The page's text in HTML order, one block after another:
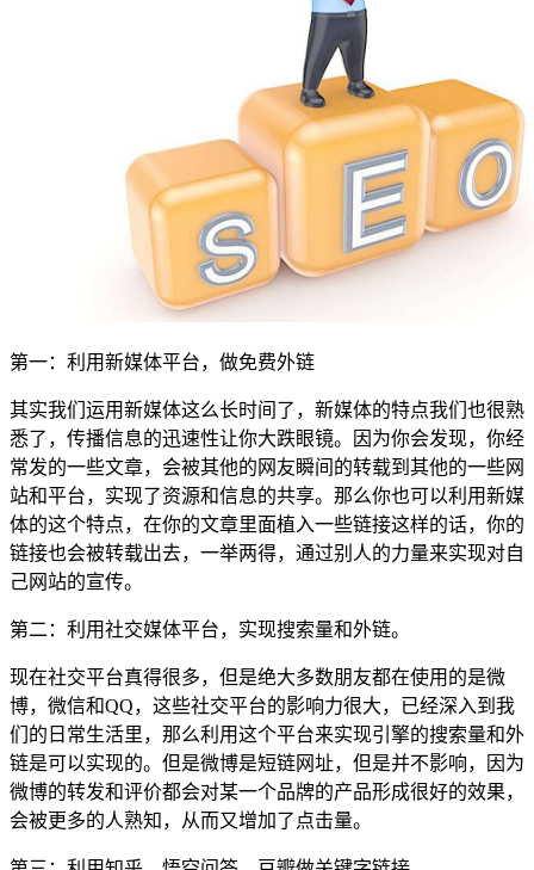
第一：利用新媒体平台，做免费外链
其实我们运用新媒体这么长时间了，新媒体的特点我们也很熟
悉了，传播信息的迅速性让你大跌眼镜。因为你会发现，你经
常发的一些文章，会被其他的网友瞬间的转载到其他的一些网
站和平台，实现了资源和信息的共享。那么你也可以利用新媒
体的这个特点，在你的文章里面植入一些链接这样的话，你的
链接也会被转载出去，一举两得，通过别人的力量来实现对自
己网站的宣传。
第二：利用社交媒体平台，实现搜索量和外链。
现在社交平台真得很多，但是绝大多数朋友都在使用的是微
博，微信和QQ，这些社交平台的影响力很大，已经深入到我
们的日常生活里，那么利用这个平台来实现引擎的搜索量和外
链是可以实现的。但是微博是短链网址，但是并不影响，因为
微博的转发和评价都会对某一个品牌的产品形成很好的效果，
会被更多的人熟知，从而又增加了点击量。